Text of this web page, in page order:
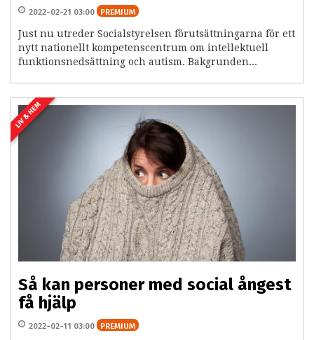
2022-02-21 03:00 PREMIUM
Just nu utreder Socialstyrelsen förutsättningarna för ett
nytt nationellt kompetenscentrum om intellektuell
funktionsnedsättning och autism. Bakgrunden...
LIV & HEM
Så kan personer med social ångest
få hjälp
2022-02-11 03:00 PREMIUM